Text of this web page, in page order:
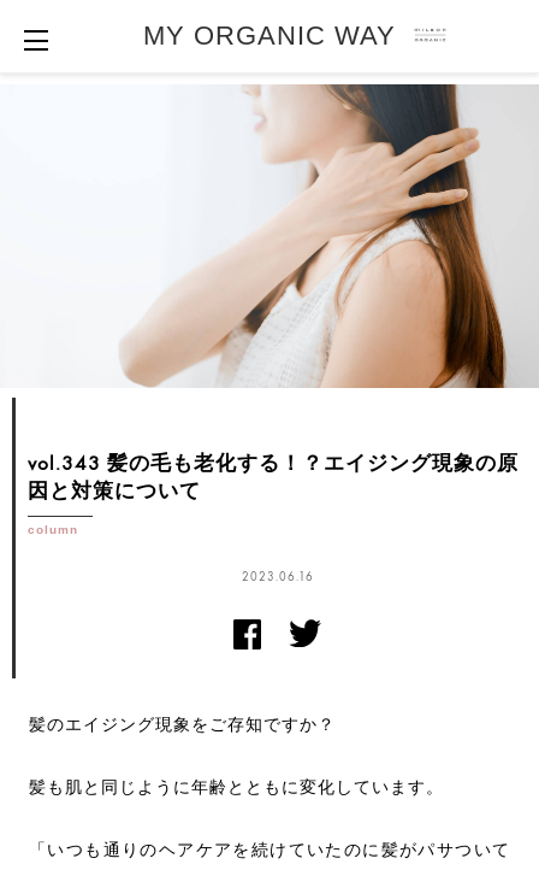
MY ORGANIC WAY
vol.343 髪の毛も老化する！？エイジング現象の原
因と対策について
column
2023.06.16
髪のエイジング現象をご存知ですか？
髪も肌と同じように年齢とともに変化しています。
「いつも通りのヘアケアを続けていたのに髪がパサついて